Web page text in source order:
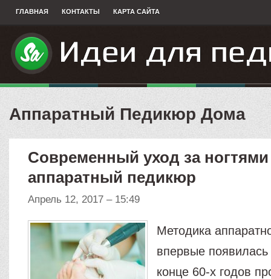
ГЛАВНАЯ КОНТАКТЫ КАРТА САЙТА
Аппаратный Педикюр Дома
Современный уход за ногтями
аппаратный педикюр
Апрель 12, 2017 – 15:49
Методика
впервые
конце 60-х годов